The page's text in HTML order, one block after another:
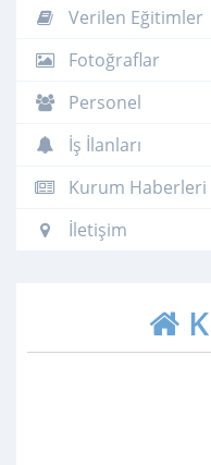
Verilen Eğitimler
Fotoğraflar
Personel
İş İlanları
Kurum Haberleri
İletişim